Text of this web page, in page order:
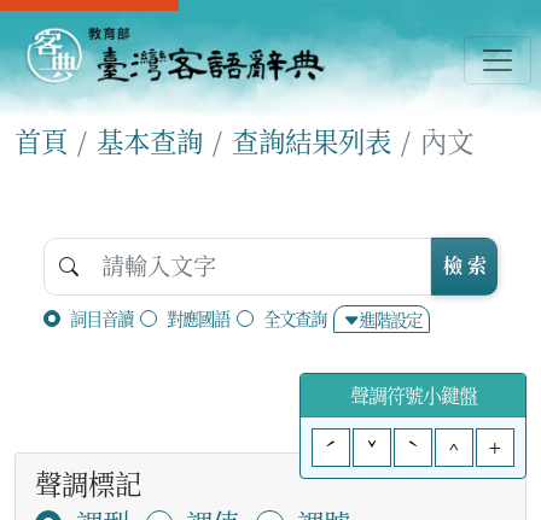
首頁 基本查詢 查詢結果列表 內文
詞目音讀 對應國語 全文查詢 進階設定
檢 索
聲調符號小鍵盤
ˊ
ˇ ˋ ^ +
聲調標記